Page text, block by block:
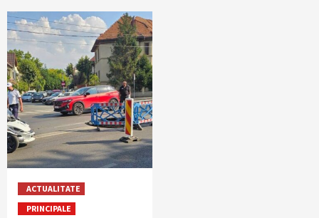
ACTUALITATE
PRINCIPALE